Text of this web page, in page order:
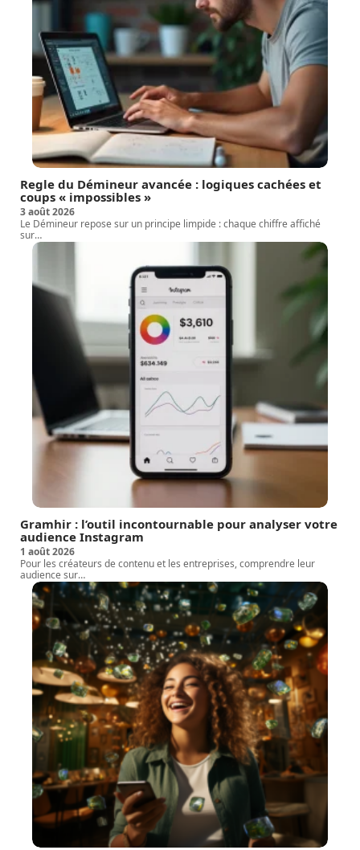
Regle du Démineur avancée : logiques cachées et
coups « impossibles »
3 août 2026
Le Démineur repose sur un principe limpide : chaque chiffre affiché
sur…
Gramhir : l’outil incontournable pour analyser votre
audience Instagram
1 août 2026
Pour les créateurs de contenu et les entreprises, comprendre leur
audience sur…